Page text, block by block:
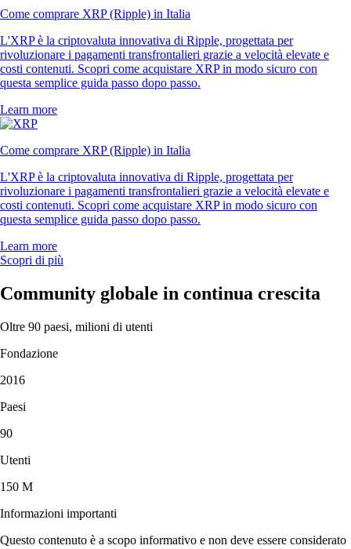
Come comprare XRP (Ripple) in Italia
L'XRP è la criptovaluta innovativa di Ripple, progettata per
rivoluzionare i pagamenti transfrontalieri grazie a velocità elevate e
costi contenuti. Scopri come acquistare XRP in modo sicuro con
questa semplice guida passo dopo passo.
Learn more
Come comprare XRP (Ripple) in Italia
L'XRP è la criptovaluta innovativa di Ripple, progettata per
rivoluzionare i pagamenti transfrontalieri grazie a velocità elevate e
costi contenuti. Scopri come acquistare XRP in modo sicuro con
questa semplice guida passo dopo passo.
Learn more
Scopri di più
Community globale in continua crescita
Oltre 90 paesi, milioni di utenti
Fondazione
2016
Paesi
90
Utenti
150 M
Informazioni importanti
Questo contenuto è a scopo informativo e non deve essere considerato